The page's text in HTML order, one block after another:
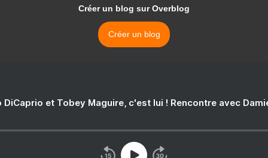
Créer un blog sur Overblog
Créer un blog
DiCaprio et Tobey Maguire, c'est lui ! Rencontre avec